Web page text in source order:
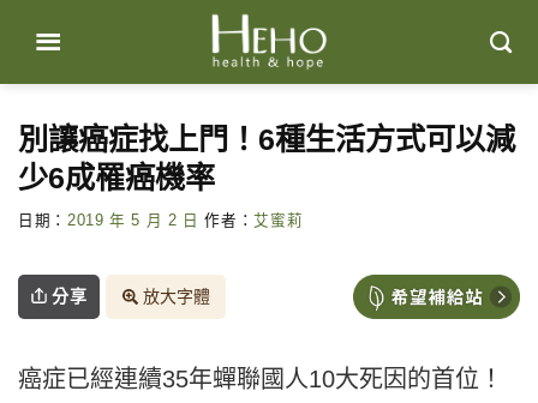
content
別讓癌症找上門！6種生活方式可以減
少6成罹癌機率
日期： 2019 年 5 月 2 日 作者：艾蜜莉
分享 放大字體
癌症已經連續35年蟬聯國人10大死因的首位！